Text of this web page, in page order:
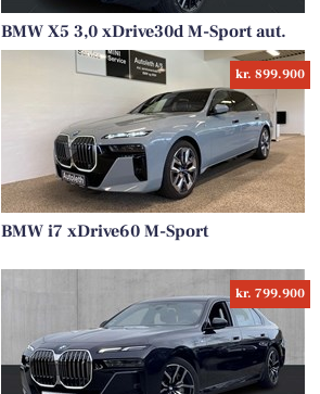
BMW X5 3,0 xDrive30d M-Sport aut.
kr. 899.900
BMW i7 xDrive60 M-Sport
kr. 799.900